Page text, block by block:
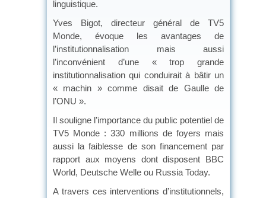
linguistique.
Yves Bigot, directeur général de TV5
Monde, évoque les avantages de
l’institutionnalisation mais aussi
l’inconvénient d’une « trop grande
institutionnalisation qui conduirait à bâtir un
« machin » comme disait de Gaulle de
l’ONU ».
Il souligne l’importance du public potentiel de
TV5 Monde : 330 millions de foyers mais
aussi la faiblesse de son financement par
rapport aux moyens dont disposent BBC
World, Deutsche Welle ou Russia Today.
A travers ces interventions d’institutionnels,